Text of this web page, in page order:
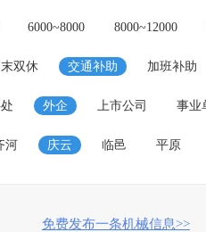
6000~8000 8000~12000
双休 交通补助 加班补助
外企 上市公司 事业
河 庆云 临邑 平原
免费发布一条机械信息>>